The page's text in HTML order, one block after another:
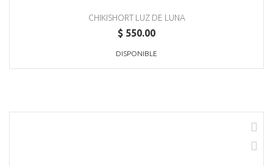
CHIKISHORT LUZ DE LUNA
$ 550.00
DISPONIBLE